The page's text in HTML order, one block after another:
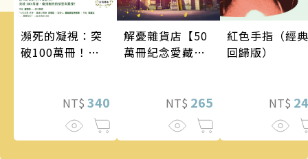
瀕死的凝視：突
破100萬冊！這
的情慾與驚悚！
NT$ 340
解憂雜貨店【50
萬冊紀念愛藏
NT$ 265
紅色手指（經典
回歸版）
NT$